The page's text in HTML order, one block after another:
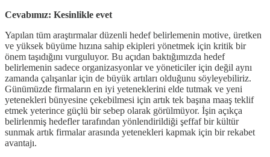
Cevabımız: Kesinlikle evet
Yapılan tüm araştırmalar düzenli hedef belirlemenin motive, üretken
ve yüksek büyüme hızına sahip ekipleri yönetmek için kritik bir
önem taşıdığını vurguluyor. Bu açıdan baktığımızda hedef
belirlemenin sadece organizasyonlar ve yöneticiler için değil aynı
zamanda çalışanlar için de büyük artıları olduğunu söyleyebiliriz.
Günümüzde firmaların en iyi yeteneklerini elde tutmak ve yeni
yetenekleri bünyesine çekebilmesi için artık tek başına maaş teklif
etmek yeterince güçlü bir sebep olarak görülmüyor. İşin açıkça
belirlenmiş hedefler tarafından yönlendirildiği şeffaf bir kültür
sunmak artık firmalar arasında yetenekleri kapmak için bir rekabet
avantajı.